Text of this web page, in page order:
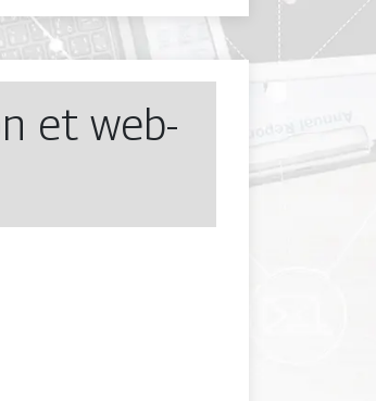
et web­